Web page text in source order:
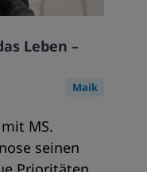
Leben –
Maik
MS.
seinen